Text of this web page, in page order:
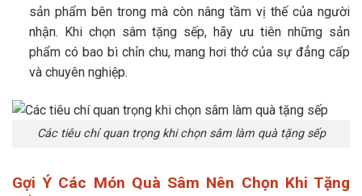
sản phẩm bên trong mà còn nâng tầm vị thế của người
nhận. Khi chọn sâm tặng sếp, hãy ưu tiên những sản
phẩm có bao bì chỉn chu, mang hơi thở của sự đẳng cấp
và chuyên nghiệp.
Các tiêu chí quan trọng khi chọn sâm làm quà tặng sếp
Gợi Ý Các Món Quà Sâm Nên Chọn Khi Tặng